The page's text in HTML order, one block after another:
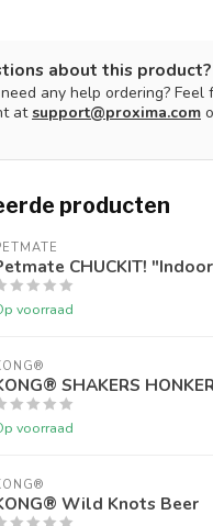
about this product?
any help ordering?
atsupport@proxima.com
producten
CHUCKIT!
voorraad
SHAKERS
voorraad
Wild Knots Beer